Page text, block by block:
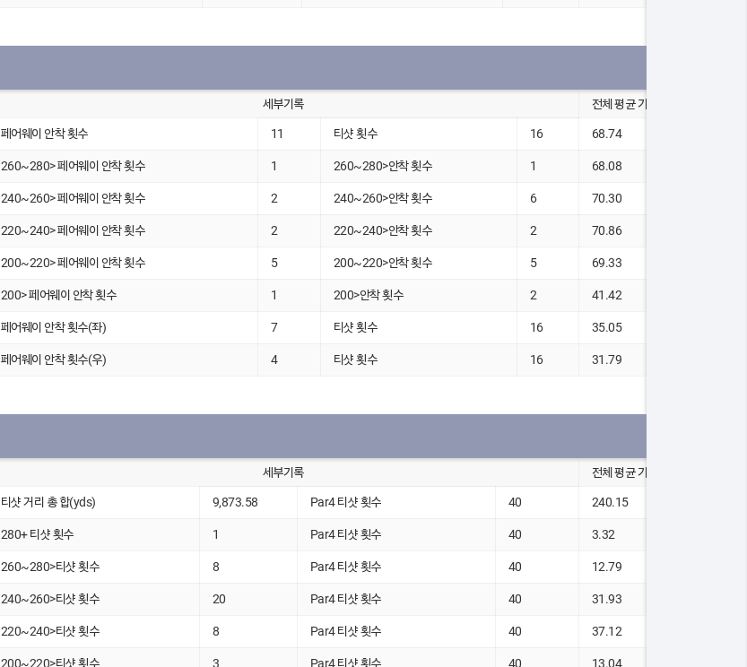
세부기록 전체 평균 기록
페어웨이 안착 횟수 11 티샷 횟수 16 68.74
260~280> 페어웨이 안착 횟수 1 260~280>안착 횟수 1 68.08
240~260> 페어웨이 안착 횟수 2 240~260>안착 횟수 6 70.30
220~240> 페어웨이 안착 횟수 2 220~240>안착 횟수 2 70.86
200~220> 페어웨이 안착 횟수 5 200~220>안착 횟수 5 69.33
200> 페어웨이 안착 횟수 1 200>안착 횟수 2 41.42
페어웨이 안착 횟수(좌) 7 티샷 횟수 16 35.05
페어웨이 안착 횟수(우) 4 티샷 횟수 16 31.79
세부기록 전체 평균 기록
티샷 거리 총 합(yds) 9,873.58 Par4 티샷 횟수 40 240.15
280+ 티샷 횟수 1 Par4 티샷 횟수 40 3.32
260~280>티샷 횟수 8 Par4 티샷 횟수 40 12.79
240~260>티샷 횟수 20 Par4 티샷 횟수 40 31.93
220~240>티샷 횟수 8 Par4 티샷 횟수 40 37.12
200~220>티샷 횟수 3 Par4 티샷 횟수 40 13.04